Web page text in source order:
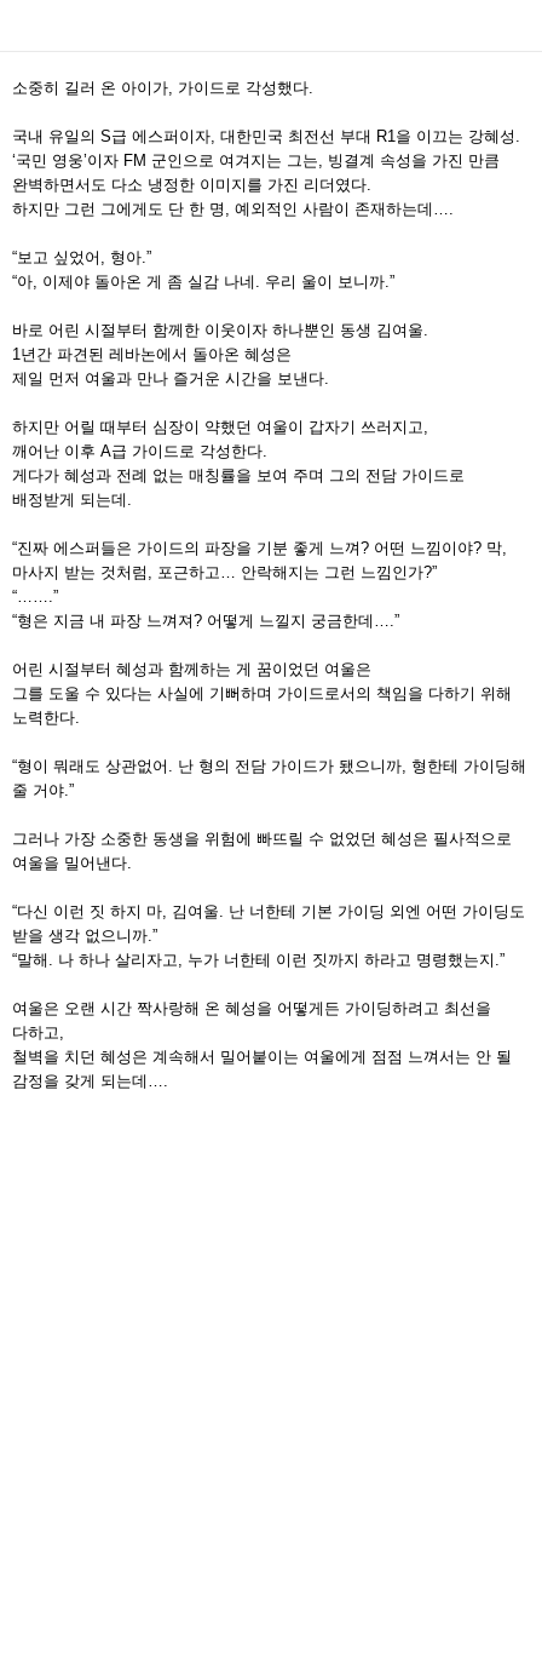
소중히 길러 온 아이가, 가이드로 각성했다.
국내 유일의 S급 에스퍼이자, 대한민국 최전선 부대 R1을 이끄는 강혜성.
‘국민 영웅’이자 FM 군인으로 여겨지는 그는, 빙결계 속성을 가진 만큼
완벽하면서도 다소 냉정한 이미지를 가진 리더였다.
하지만 그런 그에게도 단 한 명, 예외적인 사람이 존재하는데….
“보고 싶었어, 형아.”
“아, 이제야 돌아온 게 좀 실감 나네. 우리 울이 보니까.”
바로 어린 시절부터 함께한 이웃이자 하나뿐인 동생 김여울.
1년간 파견된 레바논에서 돌아온 혜성은
제일 먼저 여울과 만나 즐거운 시간을 보낸다.
하지만 어릴 때부터 심장이 약했던 여울이 갑자기 쓰러지고,
깨어난 이후 A급 가이드로 각성한다.
게다가 혜성과 전례 없는 매칭률을 보여 주며 그의 전담 가이드로
배정받게 되는데.
“진짜 에스퍼들은 가이드의 파장을 기분 좋게 느껴? 어떤 느낌이야? 막,
마사지 받는 것처럼, 포근하고… 안락해지는 그런 느낌인가?”
“…….”
“형은 지금 내 파장 느껴져? 어떻게 느낄지 궁금한데….”
어린 시절부터 혜성과 함께하는 게 꿈이었던 여울은
그를 도울 수 있다는 사실에 기뻐하며 가이드로서의 책임을 다하기 위해
노력한다.
“형이 뭐래도 상관없어. 난 형의 전담 가이드가 됐으니까, 형한테 가이딩해
줄 거야.”
그러나 가장 소중한 동생을 위험에 빠뜨릴 수 없었던 혜성은 필사적으로
여울을 밀어낸다.
“다신 이런 짓 하지 마, 김여울. 난 너한테 기본 가이딩 외엔 어떤 가이딩도
받을 생각 없으니까.”
“말해. 나 하나 살리자고, 누가 너한테 이런 짓까지 하라고 명령했는지.”
여울은 오랜 시간 짝사랑해 온 혜성을 어떻게든 가이딩하려고 최선을
다하고,
철벽을 치던 혜성은 계속해서 밀어붙이는 여울에게 점점 느껴서는 안 될
감정을 갖게 되는데….